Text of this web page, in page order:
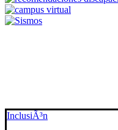
InclusiÃ³n